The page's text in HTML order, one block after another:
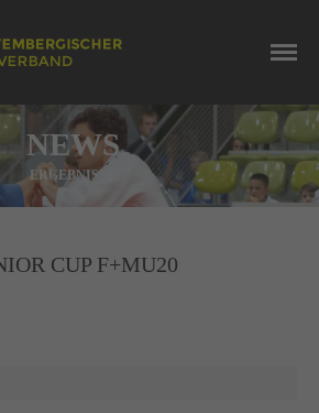
NEWS
ERGEBNISSE
CUP F+MU20